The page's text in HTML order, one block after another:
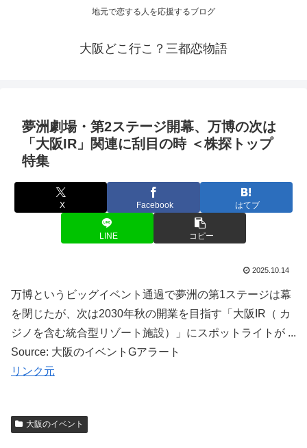
地元で恋する人を応援するブログ
大阪どこ行こ？三都恋物語
夢洲劇場・第2ステージ開幕、万博の次は
「 大阪IR」関連に刮目の時 ＜株探トップ
特集
X Facebook はてブ
LINE コピー
2025.10.14
万博というビッグイベント通過で夢洲の第1ステージは幕
を閉じたが、次は2030年秋の開業を目指す「大阪IR（ カ
ジノを含む統合型リゾート施設）」にスポットライトが ...
Source: 大阪のイベントGアラート
リンク元
大阪のイベント